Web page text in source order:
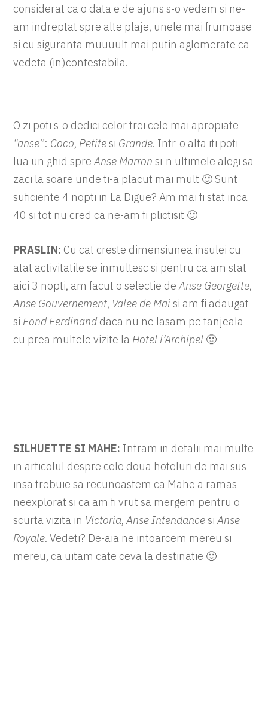
considerat ca o data e de ajuns s-o vedem si ne-
am indreptat spre alte plaje, unele mai frumoase
si cu siguranta muuuult mai putin aglomerate ca
vedeta (in)contestabila.
O zi poti s-o dedici celor trei cele mai apropiate
“anse”: Coco, Petitesi Grande. Intr-o alta iti poti
lua un ghid spreAnse Marron si-n ultimele alegi sa
zaci la soare unde ti-a placut mai mult 🙂 Sunt
suficiente 4 nopti in La Digue? Am mai fi stat inca
40 si tot nu cred ca ne-am fi plictisit 🙂
PRASLIN: Cu cat creste dimensiunea insulei cu
atat activitatile se inmultesc si pentru ca am stat
aici 3 nopti, am facut o selectie deAnse Georgette,
Anse Gouvernement, Valee de Maisi am fi adaugat
si Fond Ferdinanddaca nu ne lasam pe tanjeala
cu prea multele vizite la Hotel l’Archipel 🙂
SILHUETTE SI MAHE: Intram in detalii mai multe
in articolul despre cele doua hoteluri de mai sus
insa trebuie sa recunoastem ca Mahe a ramas
neexplorat si ca am fi vrut sa mergem pentru o
scurta vizita in Victoria,Anse IntendancesiAnse
Royale. Vedeti? De-aia ne intoarcem mereu si
mereu, ca uitam cate ceva la destinatie 🙂